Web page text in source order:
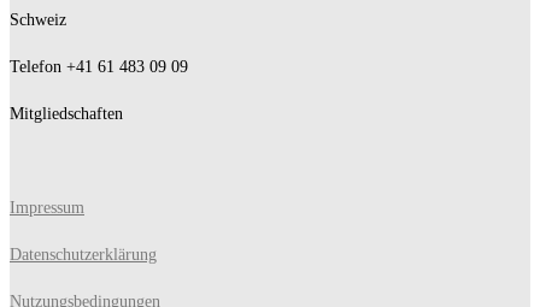
Schweiz
Telefon +41 61 483 09 09
Mitgliedschaften
Impressum
Datenschutzerklärung
Nutzungsbedingungen